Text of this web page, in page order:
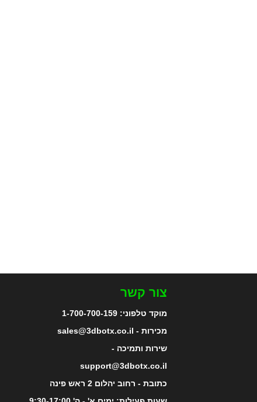
צור קשר
מוקד טלפוני:1-700-700-159
מכירות - sales@3dbotx.co.il
שירות ותמיכה -
support@3dbotx.co.il
כתובת - רחוב יהלום 2 ראש פינה